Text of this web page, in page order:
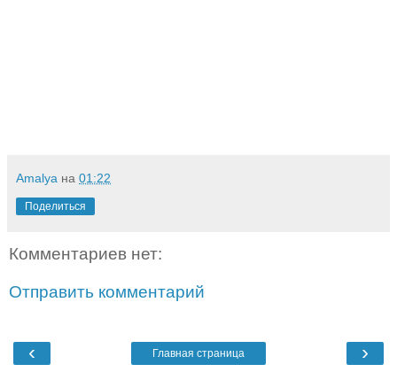
Amalya на 01:22
Поделиться
Комментариев нет:
Отправить комментарий
‹ ›
Главная страница